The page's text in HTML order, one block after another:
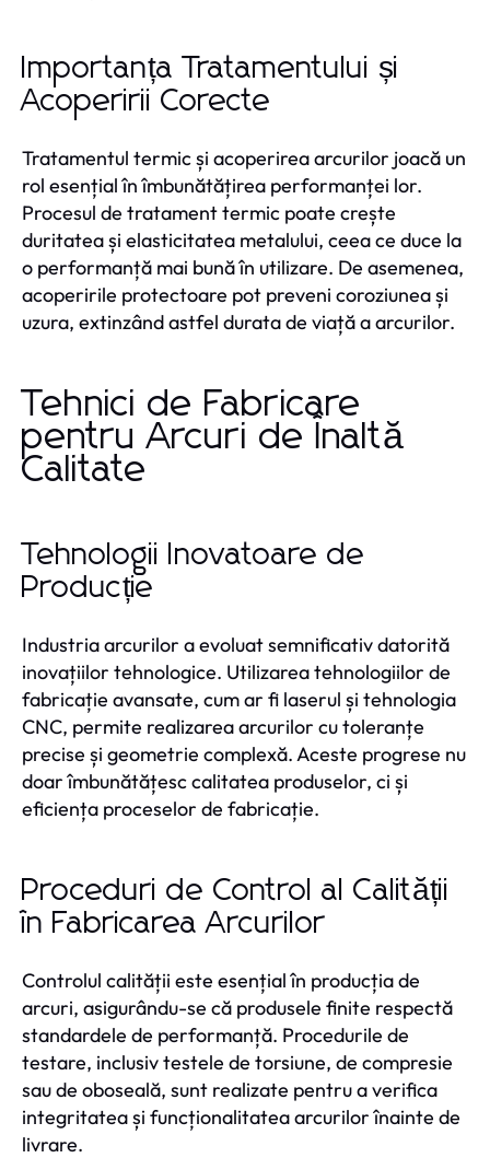
Importanța Tratamentului și
Acoperirii Corecte
Tratamentul termic și acoperirea arcurilor joacă un
rol esențial în îmbunătățirea performanței lor.
Procesul de tratament termic poate crește
duritatea și elasticitatea metalului, ceea ce duce la
o performanță mai bună în utilizare. De asemenea,
acoperirile protectoare pot preveni coroziunea și
uzura, extinzând astfel durata de viață a arcurilor.
Tehnici de Fabricare
pentru Arcuri de Înaltă
Calitate
Tehnologii Inovatoare de
Producție
Industria arcurilor a evoluat semnificativ datorită
inovațiilor tehnologice. Utilizarea tehnologiilor de
fabricație avansate, cum ar fi laserul și tehnologia
CNC, permite realizarea arcurilor cu toleranțe
precise și geometrie complexă. Aceste progrese nu
doar îmbunătățesc calitatea produselor, ci și
eficiența proceselor de fabricație.
Proceduri de Control al Calității
în Fabricarea Arcurilor
Controlul calității este esențial în producția de
arcuri, asigurându-se că produsele finite respectă
standardele de performanță. Procedurile de
testare, inclusiv testele de torsiune, de compresie
sau de oboseală, sunt realizate pentru a verifica
integritatea și funcționalitatea arcurilor înainte de
livrare.